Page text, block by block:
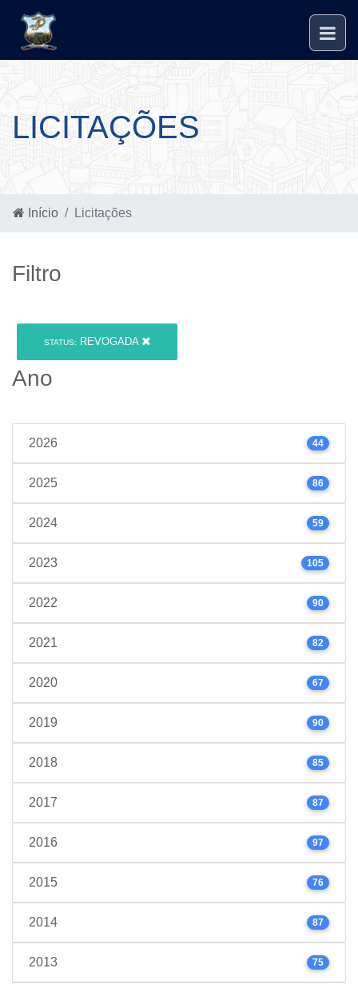
LICITAÇÕES
Início Licitações
Filtro
STATUS: REVOGADA
Ano
2026 44
2025 86
2024 59
2023 105
2022 90
2021 82
2020 67
2019 90
2018 85
2017 87
2016 97
2015 76
2014 87
2013 75